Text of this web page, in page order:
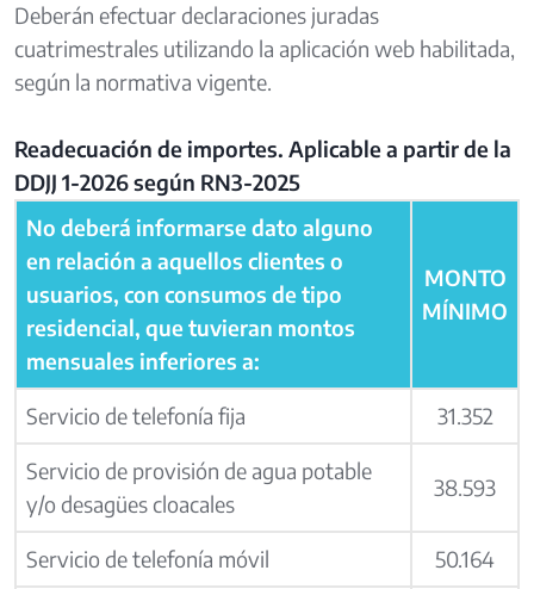
Deberán efectuar declaraciones juradas
cuatrimestrales utilizando la aplicación web habilitada,
según la normativa vigente.
Readecuación de importes. Aplicable a partir de la
DDJJ 1-2026 según RN3-2025
No deberá informarse dato alguno
en relación a aquellos clientes o
usuarios, con consumos de tipo
residencial, que tuvieran montos
mensuales inferiores a:
MONTO
MÍNIMO
Servicio de telefonía fija
31.352
Servicio de provisión de agua potable
y/o desagües cloacales
38.593
Servicio de telefonía móvil
50.164